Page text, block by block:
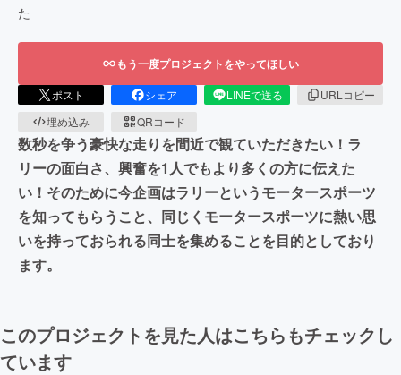
た
もう一度プロジェクトをやってほしい
ポスト シェア LINEで送る
URLコピー
埋め込み
QRコード
数秒を争う豪快な走りを間近で観ていただきたい！ラ
リーの面白さ、興奮を1人でもより多くの方に伝えた
い！そのために今企画はラリーというモータースポーツ
を知ってもらうこと、同じくモータースポーツに熱い思
いを持っておられる同士を集めることを目的としており
ます。
このプロジェクトを見た人はこちらもチェックし
ています